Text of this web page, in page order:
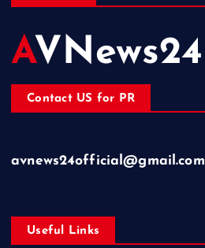
AVNews24
Contact US for PR
avnews24official@gmail.com
Useful Links